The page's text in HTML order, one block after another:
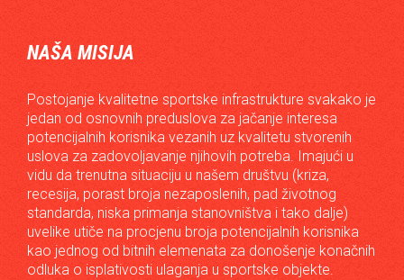
NAŠA MISIJA
Postojanje kvalitetne sportske infrastrukture svakako je
jedan od osnovnih preduslova za jačanje interesa
potencijalnih korisnika vezanih uz kvalitetu stvorenih
uslova za zadovoljavanje njihovih potreba. Imajući u
vidu da trenutna situaciju u našem društvu (kriza,
recesija, porast broja nezaposlenih, pad životnog
standarda, niska primanja stanovništva i tako dalje)
uvelike utiče na procjenu broja potencijalnih korisnika
kao jednog od bitnih elemenata za donošenje konačnih
odluka o isplativosti ulaganja u sportske objekte.